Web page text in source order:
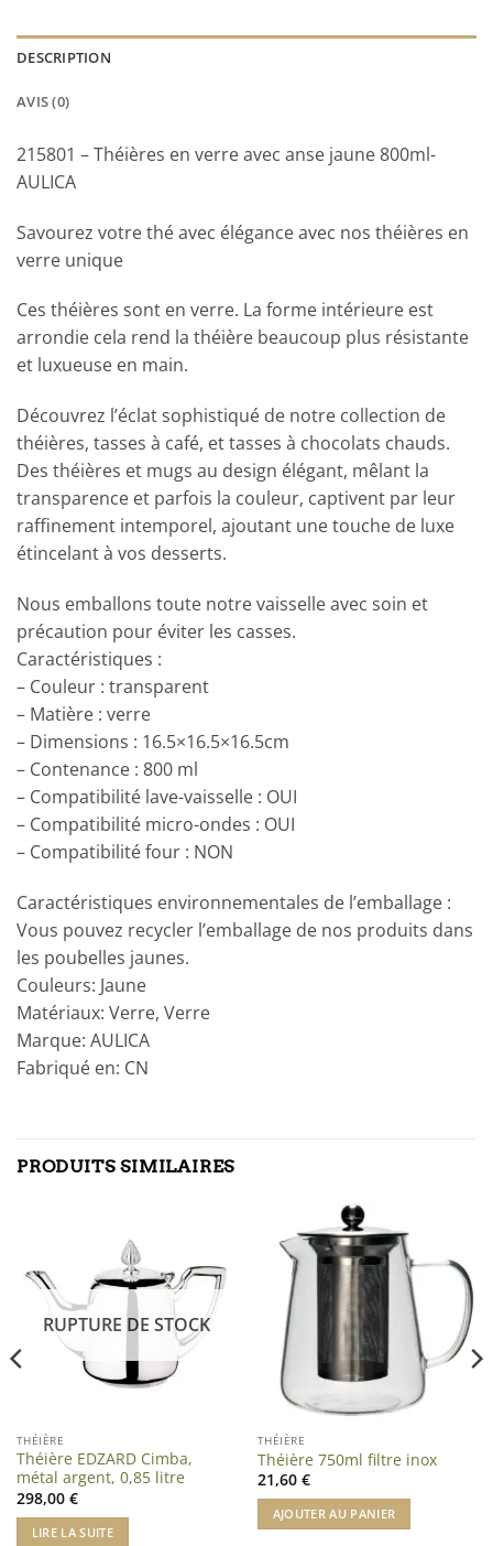
DESCRIPTION
AVIS (0)
215801 – Théières en verre avec anse jaune 800ml-
AULICA
Savourez votre thé avec élégance avec nos théières en
verre unique
Ces théières sont en verre. La forme intérieure est
arrondie cela rend la théière beaucoup plus résistante
et luxueuse en main.
Découvrez l’éclat sophistiqué de notre collection de
théières, tasses à café, et tasses à chocolats chauds.
Des théières et mugs au design élégant, mêlant la
transparence et parfois la couleur, captivent par leur
raffinement intemporel, ajoutant une touche de luxe
étincelant à vos desserts.
Nous emballons toute notre vaisselle avec soin et
précaution pour éviter les casses.
Caractéristiques :
– Couleur : transparent
– Matière : verre
– Dimensions : 16.5×16.5×16.5cm
– Contenance : 800 ml
– Compatibilité lave-vaisselle : OUI
– Compatibilité micro-ondes : OUI
– Compatibilité four : NON
Caractéristiques environnementales de l’emballage :
Vous pouvez recycler l’emballage de nos produits dans
les poubelles jaunes.
Couleurs: Jaune
Matériaux: Verre, Verre
Marque: AULICA
Fabriqué en: CN
PRODUITS SIMILAIRES
RUPTURE DE STOCK
THÉIÈRE
Théière EDZARD Cimba,
métal argent, 0,85 litre
298,00 €
LIRE LA SUITE
THÉIÈRE
Théière 750ml filtre inox
21,60 €
AJOUTER AU PANIER